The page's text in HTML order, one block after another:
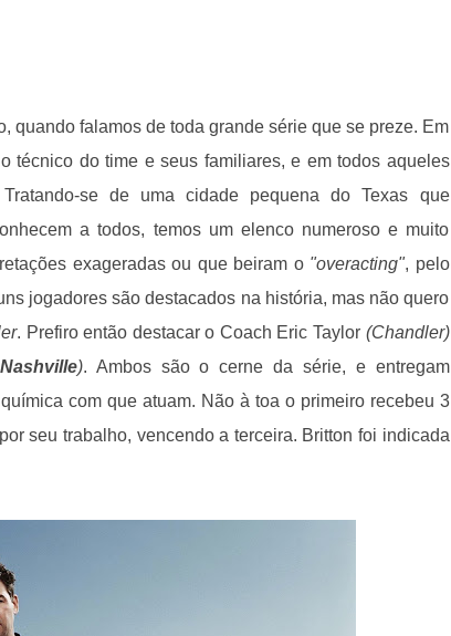
quando falamos de toda grande série que se preze. Em
técnico do time e seus familiares, e em todos aqueles
se de uma cidade pequena do Texas que
a todos, temos um elenco numeroso e muito
exageradas ou que beiram o "overacting", pelo
jogadores são destacados na história, mas não quero
. Prefiro então destacar o Coach Eric Taylor (Chandler)
Nashville). Ambos são o cerne da série, e entregam
com que atuam. Não à toa o primeiro recebeu 3
seu trabalho, vencendo a terceira. Britton foi indicada